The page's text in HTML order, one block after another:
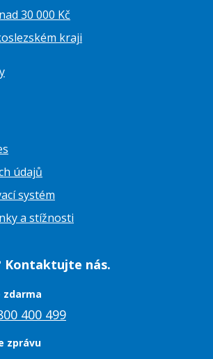
30 000 Kč
kraji
údajů
systém
a stížnosti
Kontaktujte nás.
zdarma
400 499
zprávu